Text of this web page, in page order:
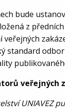
bude
z
standard
veřejných
UNIAVEZ